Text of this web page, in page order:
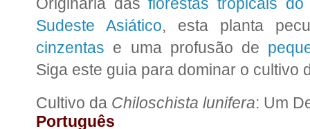
Sudeste Asiático, esta planta
cinzentas e uma profusão de
Siga este guia para dominar o cultivo
Cultivo da Chiloschista lunifera: Um
Português